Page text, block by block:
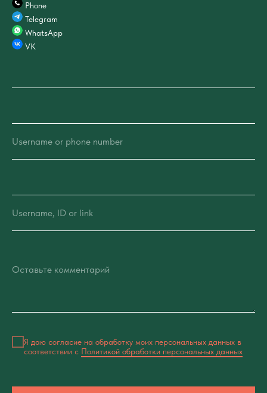
Phone
Telegram
WhatsApp
VK
Username or phone number
Username, ID or link
Оставьте комментарий
Я даю согласие на обработку моих персональных данных в
соответствии с Политикой обработки персональных данных